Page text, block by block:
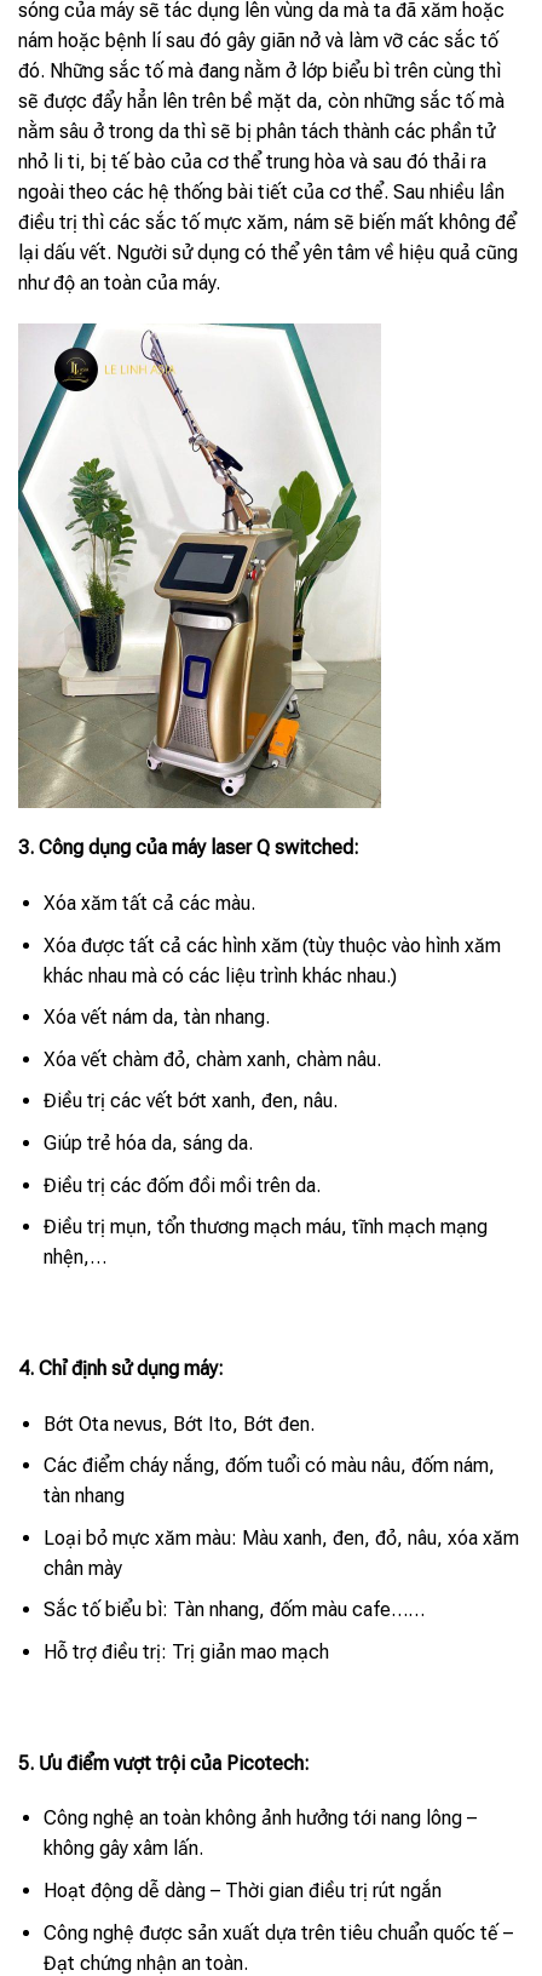
sóng của máy sẽ tác dụng lên vùng da mà ta đã xăm hoặc
nám hoặc bệnh lí sau đó gây giãn nở và làm vỡ các sắc tố
đó. Những sắc tố mà đang nằm ở lớp biểu bì trên cùng thì
sẽ được đẩy hẳn lên trên bề mặt da, còn những sắc tố mà
nằm sâu ở trong da thì sẽ bị phân tách thành các phần tử
nhỏ li ti, bị tế bào của cơ thể trung hòa và sau đó thải ra
ngoài theo các hệ thống bài tiết của cơ thể. Sau nhiều lần
điều trị thì các sắc tố mực xăm, nám sẽ biến mất không để
lại dấu vết. Người sử dụng có thể yên tâm về hiệu quả cũng
như độ an toàn của máy.
3. Công dụng của máy laser Q switched:
Xóa xăm tất cả các màu.
Xóa được tất cả các hình xăm (tùy thuộc vào hình xăm
khác nhau mà có các liệu trình khác nhau.)
Xóa vết nám da, tàn nhang.
Xóa vết chàm đỏ, chàm xanh, chàm nâu.
Điều trị các vết bớt xanh, đen, nâu.
Giúp trẻ hóa da, sáng da.
Điều trị các đốm đồi mồi trên da.
Điều trị mụn, tổn thương mạch máu, tĩnh mạch mạng
nhện,…
4. Chỉ định sử dụng máy:
Bớt Ota nevus, Bớt Ito, Bớt đen.
Các điểm cháy nắng, đốm tuổi có màu nâu, đốm nám,
tàn nhang
Loại bỏ mực xăm màu: Màu xanh, đen, đỏ, nâu, xóa xăm
chân mày
Sắc tố biểu bì: Tàn nhang, đốm màu cafe……
Hỗ trợ điều trị: Trị giản mao mạch
5. Ưu điểm vượt trội của Picotech:
Công nghệ an toàn không ảnh hưởng tới nang lông –
không gây xâm lấn.
Hoạt động dễ dàng – Thời gian điều trị rút ngắn
Công nghệ được sản xuất dựa trên tiêu chuẩn quốc tế –
Đạt chứng nhận an toàn.